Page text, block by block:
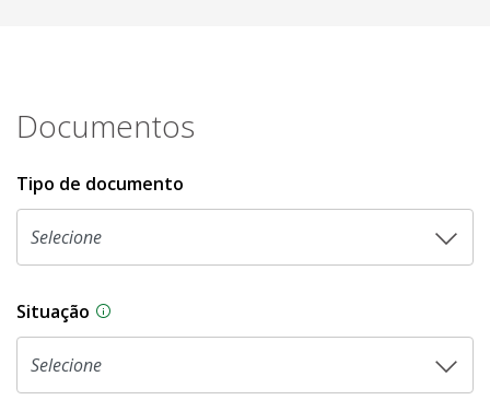
Documentos
Tipo de documento
Situação Na CLDF, as proposições legislativas